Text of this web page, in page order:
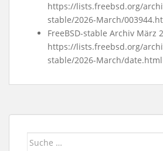
https://lists.freebsd.org/
stable/2026-March/
FreeBSD-stable Archiv März
https://lists.freebsd.org/
stable/2026-March/date.html
Suche